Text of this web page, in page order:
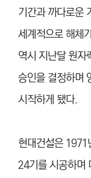
기간과 까다로운
세계적으로 해체
역시 지난달 원
승인을 결정하며
시작하게 됐다.
현대건설은
24기를 시공하며